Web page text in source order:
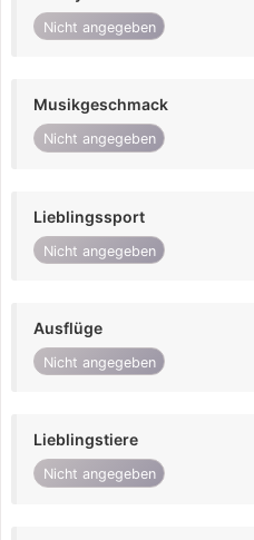
Nicht angegeben
Musikgeschmack
Nicht angegeben
Lieblingssport
Nicht angegeben
Ausflüge
Nicht angegeben
Lieblingstiere
Nicht angegeben